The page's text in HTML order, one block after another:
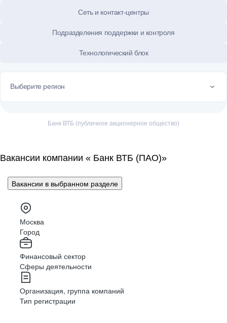
Сеть и контакт-центры
Подразделения поддержки и контроля
Технологический блок
Выберите регион
Банк ВТБ (публичное акционерное общество)
Вакансии компании « Банк ВТБ (ПАО)»
Вакансии в выбранном разделе
Москва
Город
Финансовый сектор
Сферы деятельности
Организация, группа компаний
Тип регистрации